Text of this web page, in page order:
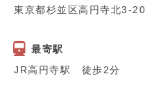
東京都杉並区高円寺北3-
最寄駅
JR高円寺駅 徒歩2分